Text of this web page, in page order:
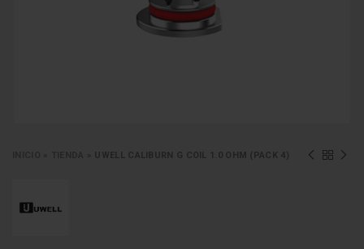
UWELL CALIBURN G COIL 1.0 OHM (PACK 4)